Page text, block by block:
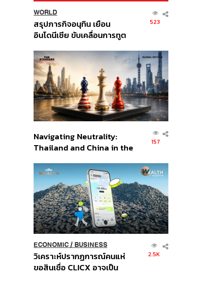
WORLD
สรุปภารกิจอนุทิน เยือน
อินโดนีเซีย ขับเคลื่อนการทูต
ส่วนยุทธศาสตร์ไทย –
อินโดนีเซีย
523
Navigating Neutrality:
Thailand and China in the
Order
157
ECONOMIC/ BUSINESS
วิเคราะห์ปรากฏการณ์คนแห่
ขอสินเชื่อ CLICX อาจเป็น
2.5K